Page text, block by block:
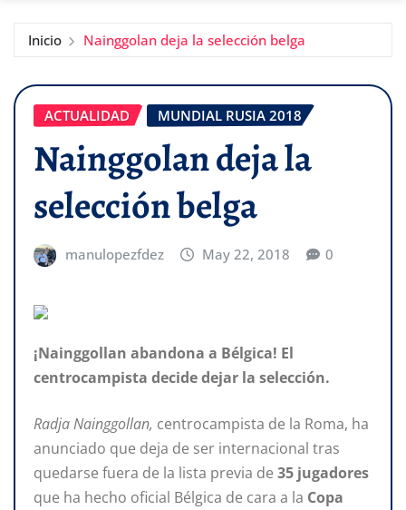
Inicio Nainggolan deja la selección belga
ACTUALIDAD MUNDIAL RUSIA 2018
Nainggolan deja la
selección belga
manulopezfdez May 22, 2018 0
¡Nainggollan abandona a Bélgica! El
centrocampista decide dejar la selección.
Radja Nainggollan, centrocampista de la Roma, ha
anunciado que deja de ser internacional tras
quedarse fuera de la lista previa de 35 jugadores
que ha hecho oficial Bélgica de cara a la Copa